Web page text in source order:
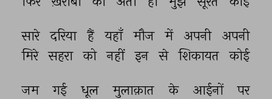
सारे दरिया हैं यहाँ मौज में अपनी
अपनी
मिरे सहरा को नहीं इन से शिकायत कोई
जम गई धूल मुलाक़ात के आईनों
पर